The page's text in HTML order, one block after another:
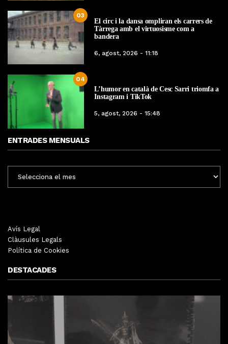
03
El circ i la dansa ompliran els carrers de
Tàrrega amb el virtuosisme com a
bandera
6, agost, 2026 - 11:18
04
L’humor en català de Cesc Sarri triomfa a
Instagram i TikTok
5, agost, 2026 - 15:48
ENTRADES MENSUALS
MENSUALS
Avís Legal
Clàusules Legals
Política de Cookies
DESTACADES